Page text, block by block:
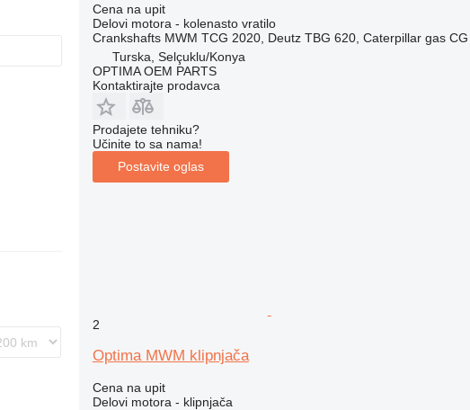
Cena na upit
Delovi motora - kolenasto vratilo
Crankshafts MWM TCG 2020, Deutz TBG 620, Caterpillar gas
Turska, Selçuklu/Konya
OPTIMA OEM PARTS
Kontaktirajte prodavca
Prodajete tehniku?
Učinite to sa nama!
Postavite oglas
2
Optima MWM klipnjača
Cena na upit
Delovi motora - klipnjača